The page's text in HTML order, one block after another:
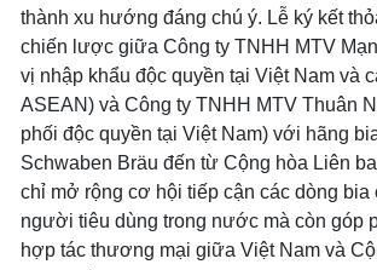
thành xu hướng đáng chú ý. Lễ ký kết
chiến lược giữa Công ty TNHH MTV
vị nhập khẩu độc quyền tại Việt Nam và
ASEAN) và Công ty TNHH MTV Thuân
phối độc quyền tại Việt Nam) với hãng
Schwaben Bräu đến từ Cộng hòa Liên
chỉ mở rộng cơ hội tiếp cận các dòng bia
người tiêu dùng trong nước mà còn góp
hợp tác thương mại giữa Việt Nam và